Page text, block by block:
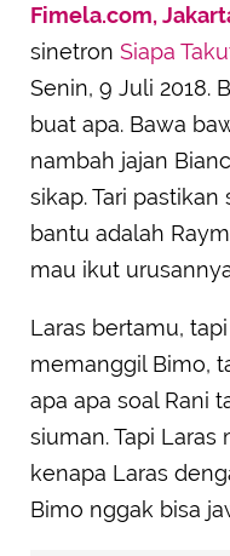
Fimela.com,
sinetron Siapa
Senin, 9 Juli 2018.
buat apa. Bawa
nambah jajan
sikap. Tari
bantu adalah
mau ikut
Laras bertamu,
memanggil Bimo,
apa apa soal Rani
siuman. Tapi
kenapa Laras
Bimo nggak bisa